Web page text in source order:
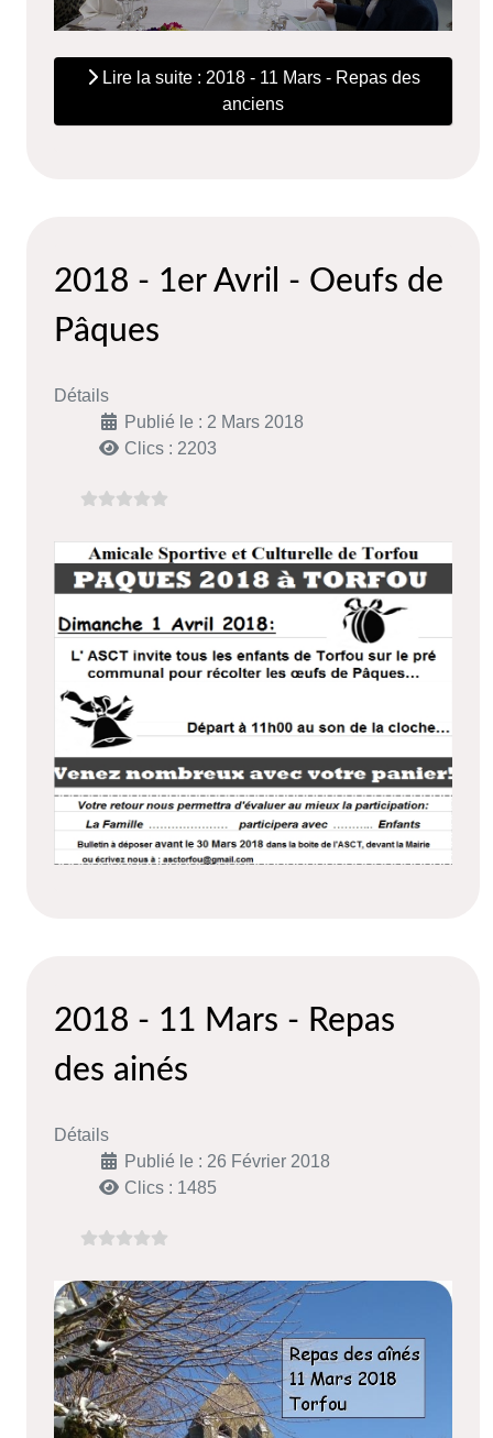
Lire la suite : 2018 - 11 Mars - Repas des
anciens
2018 - 1er Avril - Oeufs de
Pâques
Détails
Publié le : 2 Mars 2018
Clics : 2203
2018 - 11 Mars - Repas
des ainés
Détails
Publié le : 26 Février 2018
Clics : 1485